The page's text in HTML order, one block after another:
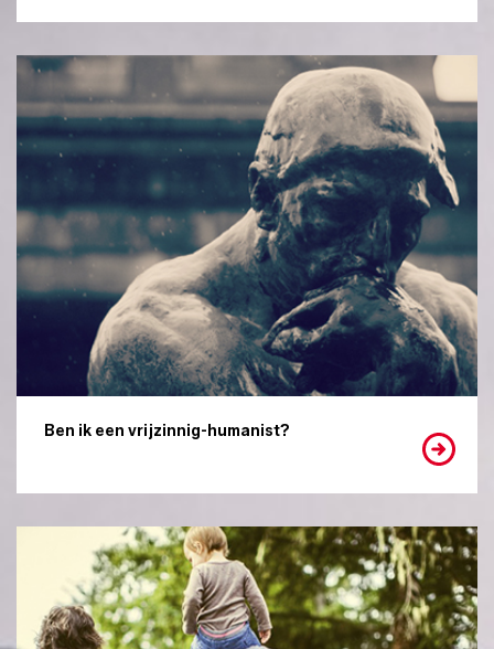
Ben ik een vrijzinnig-humanist?